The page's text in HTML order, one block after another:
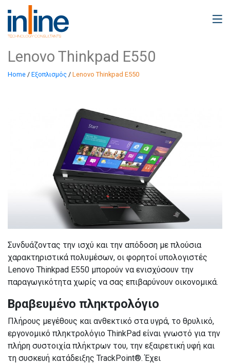
Lenovo Thinkpad E550
Home / Εξοπλισμός / Lenovo Thinkpad E550
Συνδυάζοντας την ισχύ και την απόδοση με πλούσια
χαρακτηριστικά πολυμέσων, οι φορητοί υπολογιστές
Lenovo Thinkpad E550 μπορούν να ενισχύσουν την
παραγωγικότητα χωρίς να σας επιβαρύνουν οικονομικά.
Βραβευμένο πληκτρολόγιο
Πλήρους μεγέθους και ανθεκτικό στα υγρά, το θρυλικό,
εργονομικό πληκτρολόγιο ThinkPad είναι γνωστό για την
πλήρη συστοιχία πλήκτρων του, την εξαιρετική υφή και
τη συσκευή κατάδειξης TrackPoint®. Έχει